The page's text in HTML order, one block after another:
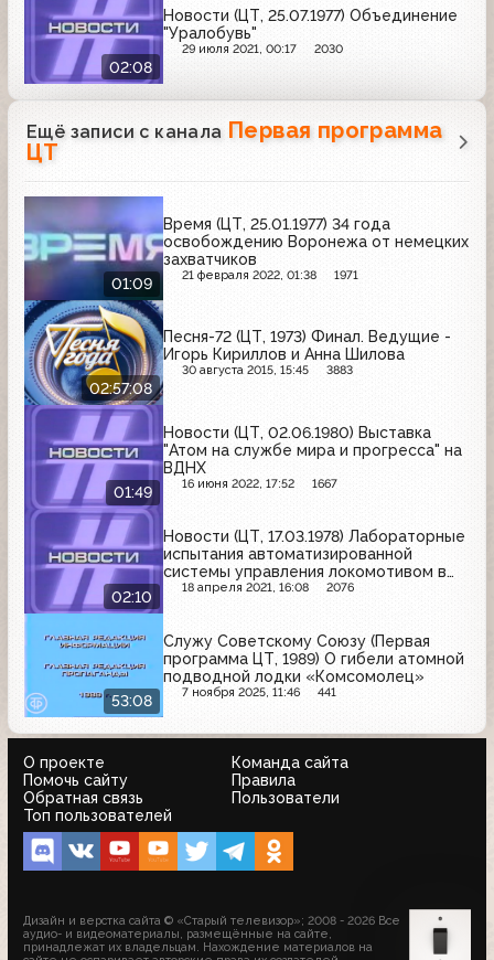
02:08
Новости (ЦТ, 25.07.1977) Объединение
"Уралобувь"
29 июля 2021, 00:17 2030
Ещё записи с канала Первая программа
ЦТ
01:09
Время (ЦТ, 25.01.1977) 34 года
освобождению Воронежа от немецких
захватчиков
21 февраля 2022, 01:38 1971
02:57:08
Песня-72 (ЦТ, 1973) Финал. Ведущие -
Игорь Кириллов и Анна Шилова
30 августа 2015, 15:45 3883
01:49
Новости (ЦТ, 02.06.1980) Выставка
"Атом на службе мира и прогресса" на
ВДНХ
16 июня 2022, 17:52 1667
02:10
Новости (ЦТ, 17.03.1978) Лабораторные
испытания автоматизированной
системы управления локомотивом в
МИИТе
18 апреля 2021, 16:08 2076
53:08
Служу Советскому Союзу (Первая
программа ЦТ, 1989) О гибели атомной
подводной лодки «Комсомолец»
7 ноября 2025, 11:46 441
О проекте
Команда сайта
Помочь сайту
Правила
Обратная связь
Пользователи
Топ пользователей
Дизайн и верстка сайта © «Старый телевизор»; 2008 - 2026 Все
аудио- и видеоматериалы, размещённые на сайте,
принадлежат их владельцам. Нахождение материалов на